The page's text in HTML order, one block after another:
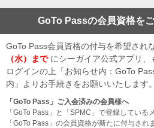
GoTo Passの会員資格を
GoTo Pass会員資格の付与を希望され
（水）まで にシーガイア公式アプリ
ログインの上「お知らせ内：GoTo
内」よりお手続きをお願いいたします。
「GoTo Pass」ご入会済みの会員様へ
「GoTo Pass」と「SPMC」で登録している
「GoTo Pass」の会員資格が新たに付与さ